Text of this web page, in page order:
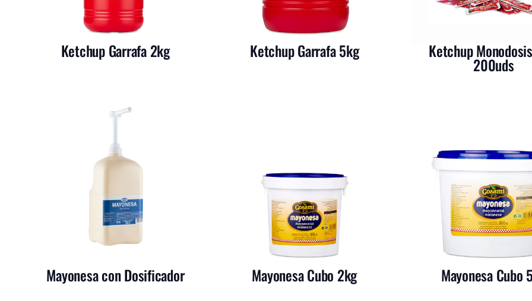
Ketchup Garrafa 2kg Ketchup Garrafa 5kg Ketchup
200uds
Mayonesa con Dosificador Mayonesa Cubo 2kg Mayonesa Cubo